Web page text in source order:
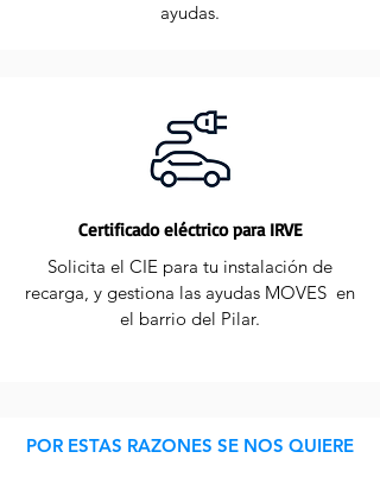
ayudas.
Certificado eléctrico para IRVE
Solicita el CIE para tu instalación de
recarga, y gestiona las ayudas MOVES en
el barrio del Pilar.
POR ESTAS RAZONES SE NOS QUIERE